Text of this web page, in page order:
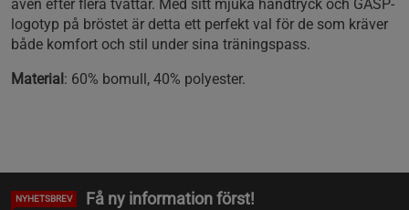
även efter flera tvättar. Med sitt mjuka handtryck och GASP-
logotyp på bröstet är detta ett perfekt val för de som kräver
både komfort och stil under sina träningspass.
Material : 60% bomull, 40% polyester.
NYHETSBREV Få ny information först!